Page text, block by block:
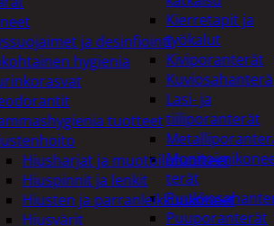
Kierretapit ja
työkalut
Kiviporanterät
Kuviosahanterä
Lasi- ja
tiiliporanterät
terät
Puuporanterät
ja desinfiointi
hygienia
tuotteet
Hiusharjat ja muotoilutuotteet
Hiuspinnit ja lenkit
Hiusten ja parranleikkuukoneet
Hiusvärit